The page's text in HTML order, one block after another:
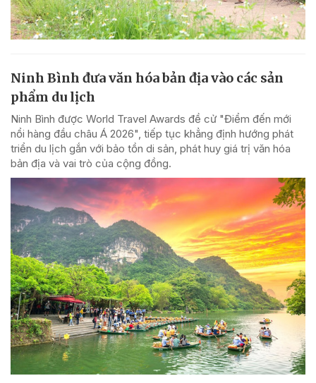
Ninh Bình đưa văn hóa bản địa vào các sản
phẩm du lịch
Ninh Bình được World Travel Awards đề cử "Điểm đến mới
nổi hàng đầu châu Á 2026", tiếp tục khẳng định hướng phát
triển du lịch gắn với bảo tồn di sản, phát huy giá trị văn hóa
bản địa và vai trò của cộng đồng.